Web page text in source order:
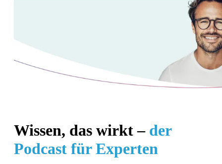
Wissen, das wirkt – der
Podcast für Experten